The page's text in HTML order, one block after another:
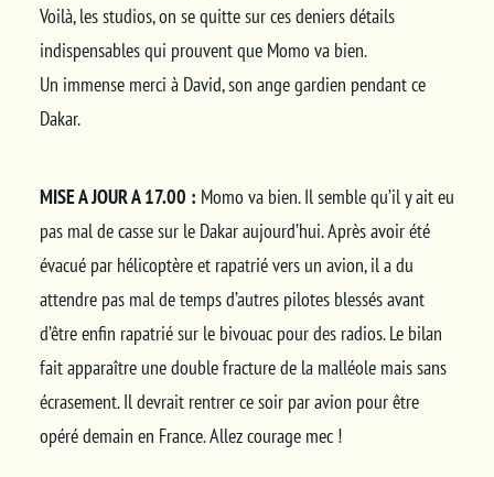
Voilà, les studios, on se quitte sur ces deniers détails
indispensables qui prouvent que Momo va bien.
Un immense merci à David, son ange gardien pendant ce
Dakar.
MISE A JOUR A 17.00 : Momo va bien. Il semble qu’il y ait eu
pas mal de casse sur le Dakar aujourd’hui. Après avoir été
évacué par hélicoptère et rapatrié vers un avion, il a du
attendre pas mal de temps d’autres pilotes blessés avant
d’être enfin rapatrié sur le bivouac pour des radios. Le bilan
fait apparaître une double fracture de la malléole mais sans
écrasement. Il devrait rentrer ce soir par avion pour être
opéré demain en France. Allez courage mec !